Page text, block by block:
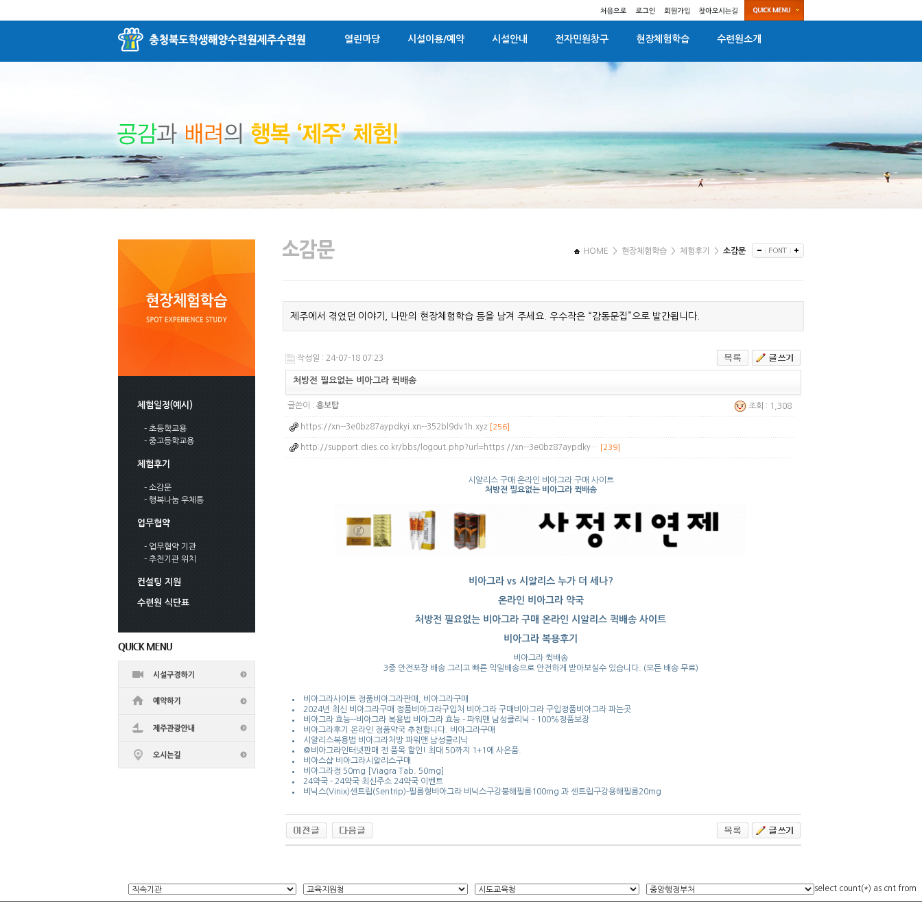
열린마당 시설이용/예약 시설안내 전자민원창구 현장체험학습 수련원소개
체험일정(예시)
- 초등학교용
- 중고등학교용
체험후기
- 소감문
- 행복나눔 우체통
업무협약
- 업무협약 기관
- 추천기관 위치
컨설팅 지원
수련원 식단표
HOME > 현장체험학습 > 체험후기 > 소감문
제주에서 겪었던 이야기, 나만의 현장체험학습 등을 남겨 주세요. 우수작은 “감동문집”으로 발간됩니다.
작성일 : 24-07-18 07:23
처방전 필요없는 비아그라 퀵배송
글쓴이 : 홍보탑 조회 : 1,308
https://xn--3e0bz87aypdkyi.xn--352bl9dv1h.xyz [256]
http://support.dies.co.kr/bbs/logout.php?url=https://xn--3e0bz87aypdky… [239]
시알리스 구매 온라인 비아그라 구매 사이트
처방전 필요없는 비아그라 퀵배송
비아그라 vs 시알리스 누가 더 세나?
온라인 비아그라 약국
처방전 필요없는 비아그라 구매 온라인 시알리스 퀵배송 사이트
비아그라 복용후기
비아그라 퀵배송
3중 안전포장 배송 그리고 빠른 익일배송으로 안전하게 받아보실수 있습니다. (모든 배송 무료)
비아그라사이트 정품비아그라판매, 비아그라구매
2024년 최신 비아그라구매 정품비아그라구입처 비아그라 구매비아그라 구입정품비아그라 파는곳
비아그라 효능--비아그라 복용법 비아그라 효능 - 파워맨 남성클리닉 - 100%정품보장
비아그라후기 온라인 정품약국 추천합니다. 비아그라구매
시알리스복용법 비아그라처방 파워맨 남성클리닉
@비아그라인터넷판매 전 품목 할인! 최대 50까지 1+1에 사은품.
비아스샵 비아그라시알리스구매
비아그라정 50mg [Viagra Tab. 50mg]
24약국 - 24약국 최신주소 24약국 이벤트
비닉스(Vinix)센트립(Sentrip)-필름형비아그라 비닉스구강붕해필름100mg 과 센트립구강용해필름20mg
select count(*) as cnt from